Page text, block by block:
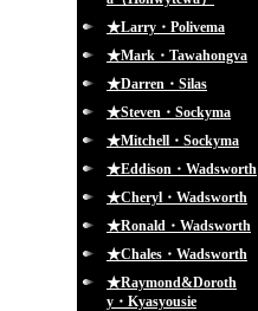
★Larry・Polivema
★Mark・Tawahongva
★Darren・Silas
★Steven・Sockyma
★Mitchell・Sockyma
★Eddison・Wadsworth
★Cheryl・Wadsworth
★Ronald・Wadsworth
★Chales・Wadsworth
★Raymond&Doroth
y・Kyasyousie